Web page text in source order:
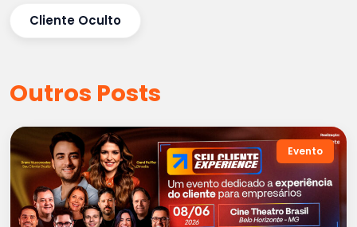
Cliente Oculto
Outros Posts
Evento